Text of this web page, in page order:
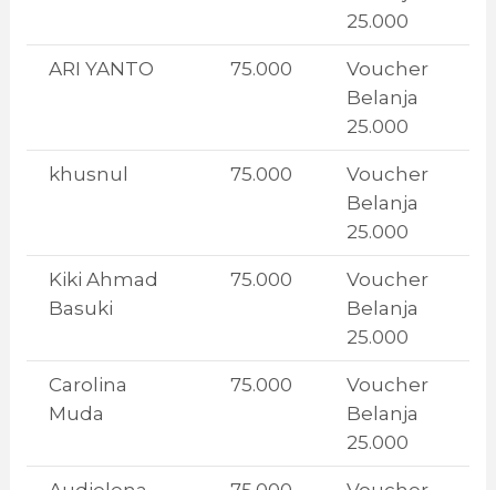
25.000
ARI YANTO 75.000
Voucher
Belanja
25.000
khusnul 75.000
Voucher
Belanja
25.000
Kiki Ahmad
Basuki
75.000
Voucher
Belanja
25.000
Carolina
Muda
75.000
Voucher
Belanja
25.000